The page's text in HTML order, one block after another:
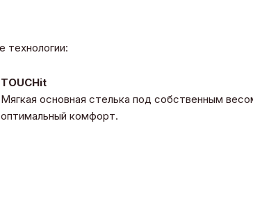
технологии:
TOUCHit
Мягкая основная стелька под собственным
оптимальный комфорт.